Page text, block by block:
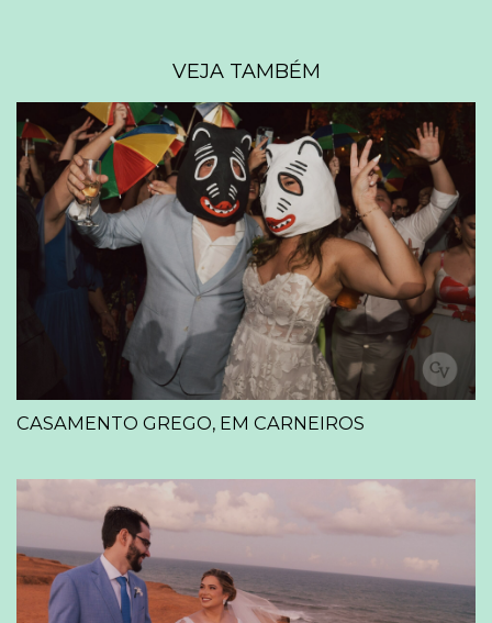
VEJA TAMBÉM
CASAMENTO GREGO, EM CARNEIROS